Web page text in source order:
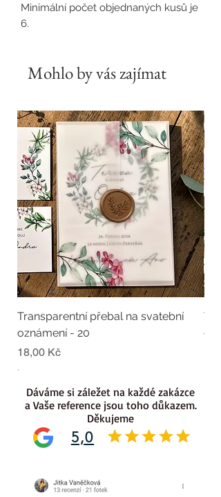
Minimální počet objednaných kusů je
6.
Mohlo by vás zajímat
Transparentní přebal na svatební
oznámení - 20
Cena
18,00 Kč
.
5,0
Dáváme si záležet na každé zakázce
a Vaše reference jsou toho důkazem.
Děkujeme